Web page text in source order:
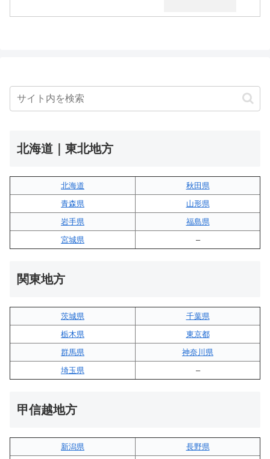
北海道｜東北地方
北海道
秋田県
青森県
山形県
岩手県
福島県
宮城県
–
関東地方
茨城県
千葉県
栃木県
東京都
群馬県
神奈川県
埼玉県
–
甲信越地方
新潟県
長野県